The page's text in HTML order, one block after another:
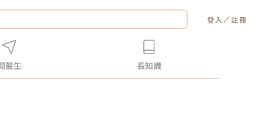
登入 ／註冊
醫生 長知識